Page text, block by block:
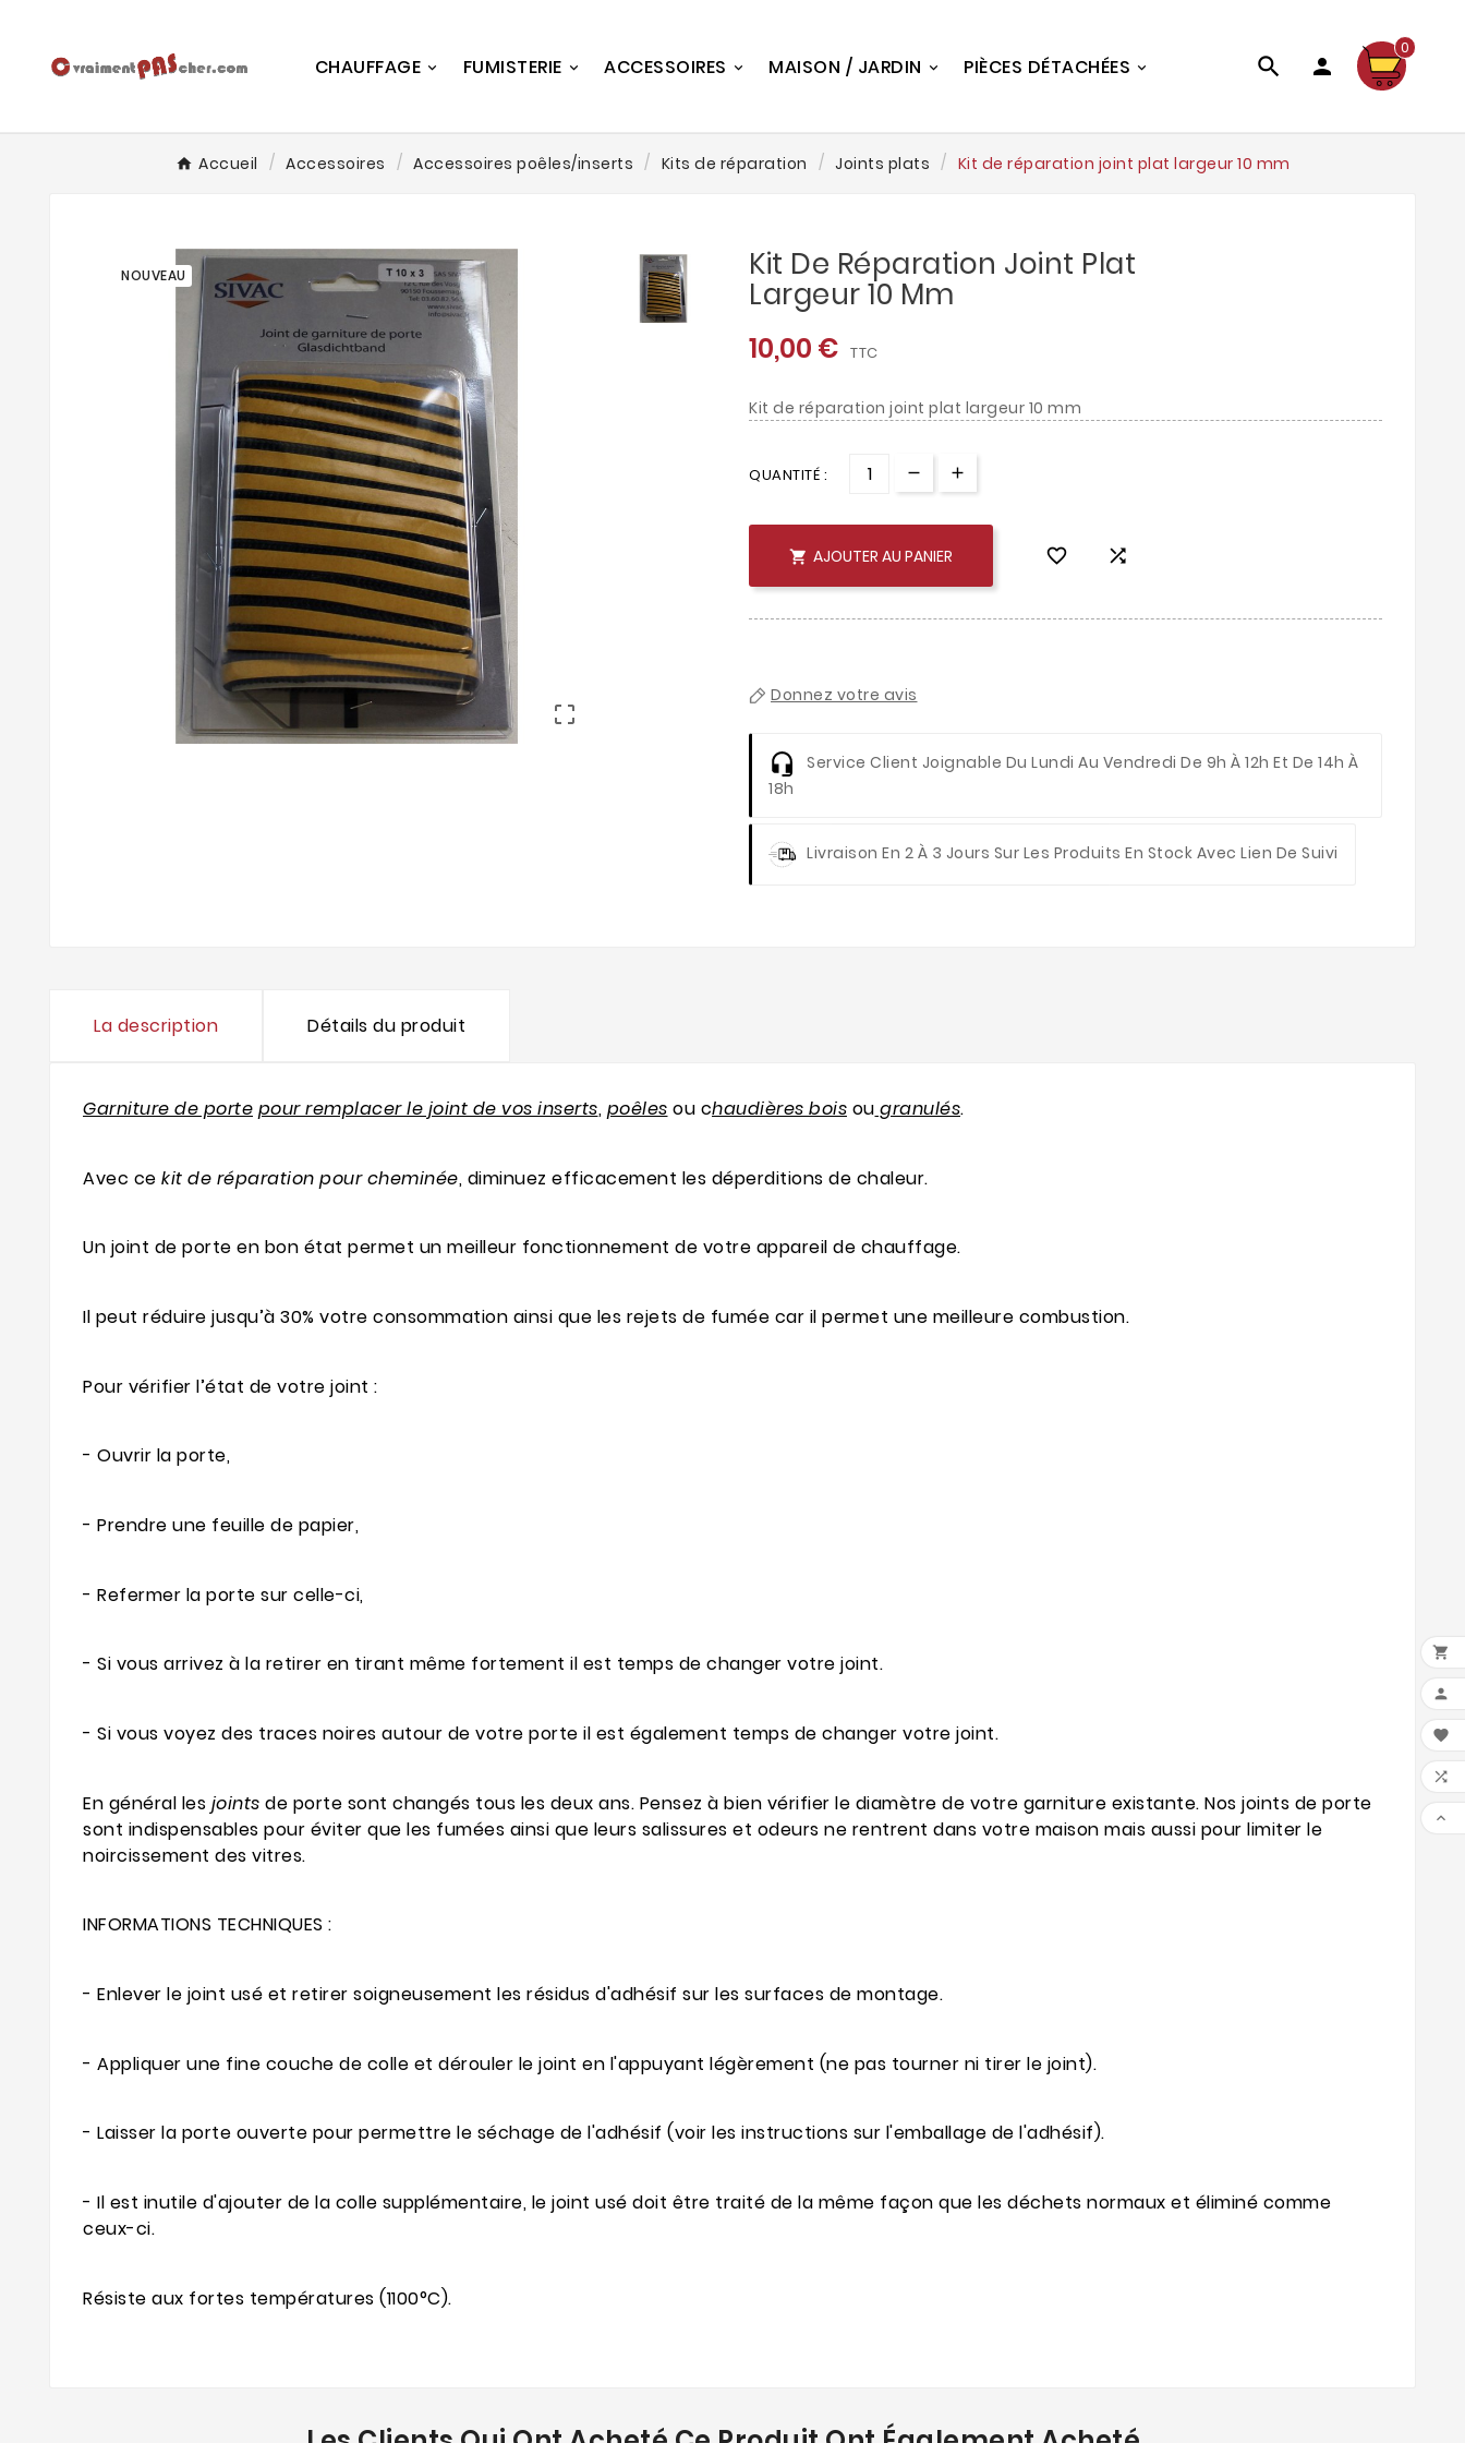
CHAUFFAGE FUMISTERIE ACCESSOIRES MAISON / JARDIN PIÈCES DÉTACHÉES  
0
Accueil Accessoires Accessoires poêles/inserts Kits de réparation Joints plats Kit de réparation joint plat largeur 10 mm
NOUVEAU

Kit De Réparation Joint Plat
Largeur 10 Mm
10,00 € TTC
Kit de réparation joint plat largeur 10 mm
QUANTITÉ :
 AJOUTER AU PANIER  
Donnez votre avis
Service Client Joignable Du Lundi Au Vendredi De 9h À 12h Et De 14h À
18h
Livraison En 2 À 3 Jours Sur Les Produits En Stock Avec Lien De Suivi
La description Détails du produit
Garniture de porte pour remplacer le joint de vos inserts, poêles ou chaudières bois ou granulés.
Avec ce kit de réparation pour cheminée, diminuez efficacement les déperditions de chaleur.
Un joint de porte en bon état permet un meilleur fonctionnement de votre appareil de chauffage.
Il peut réduire jusqu’à 30% votre consommation ainsi que les rejets de fumée car il permet une meilleure combustion.
Pour vérifier l’état de votre joint :
- Ouvrir la porte,
- Prendre une feuille de papier,
- Refermer la porte sur celle-ci,
- Si vous arrivez à la retirer en tirant même fortement il est temps de changer votre joint.
- Si vous voyez des traces noires autour de votre porte il est également temps de changer votre joint.
En général les joints de porte sont changés tous les deux ans. Pensez à bien vérifier le diamètre de votre garniture existante. Nos joints de porte
sont indispensables pour éviter que les fumées ainsi que leurs salissures et odeurs ne rentrent dans votre maison mais aussi pour limiter le
noircissement des vitres.
INFORMATIONS TECHNIQUES :
- Enlever le joint usé et retirer soigneusement les résidus d'adhésif sur les surfaces de montage.
- Appliquer une fine couche de colle et dérouler le joint en l'appuyant légèrement (ne pas tourner ni tirer le joint).
- Laisser la porte ouverte pour permettre le séchage de l'adhésif (voir les instructions sur l'emballage de l'adhésif).
- Il est inutile d'ajouter de la colle supplémentaire, le joint usé doit être traité de la même façon que les déchets normaux et éliminé comme
ceux-ci.
Résiste aux fortes températures (1100°C).




